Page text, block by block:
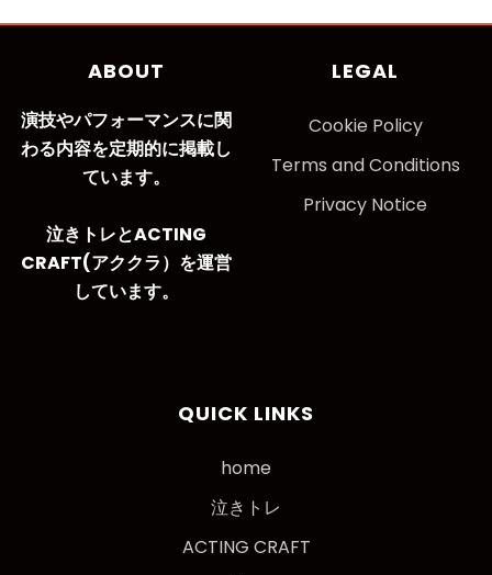
ABOUT
演技やパフォーマンスに関
わる内容を定期的に掲載し
ています。
泣きトレとACTING
CRAFT(アククラ）を運営
しています。
LEGAL
Cookie Policy
Terms and Conditions
Privacy Notice
QUICK LINKS
home
泣きトレ
ACTING CRAFT